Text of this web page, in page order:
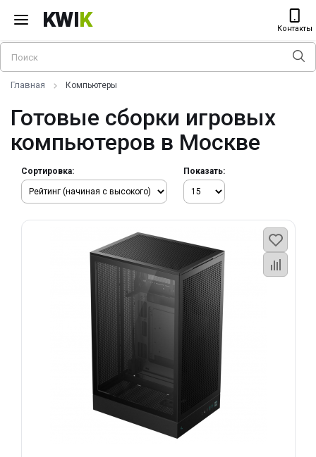
KWIK Контакты
Главная Компьютеры
Готовые сборки игровых
компьютеров в Москве
Сортировка: Показать: